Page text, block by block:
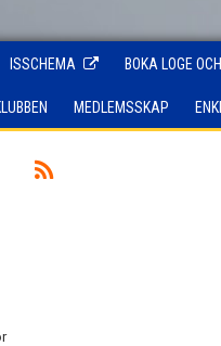
ISSCHEMA BOKA LOGE
MEDLEMSSKAP